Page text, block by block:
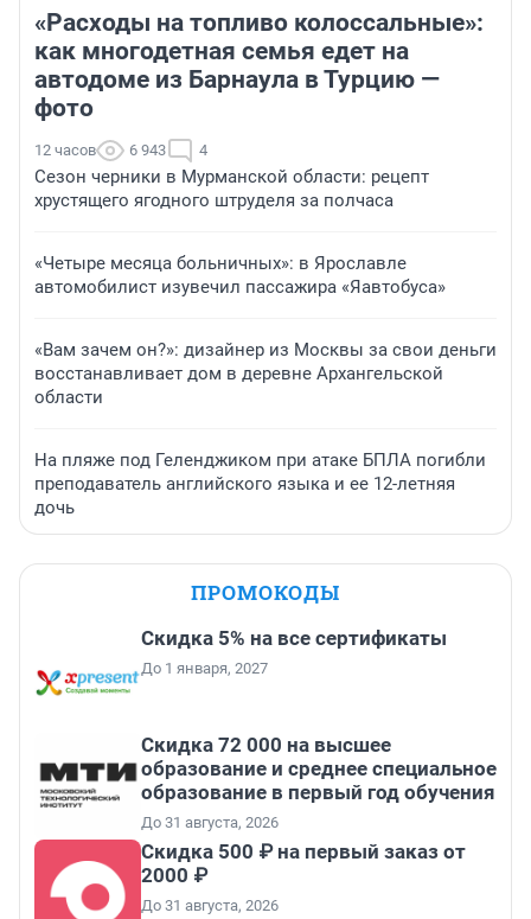
«Расходы на топливо колоссальные»:
как многодетная семья едет на
автодоме из Барнаула в Турцию —
фото
12 часов 6 943 4
Сезон черники в Мурманской области: рецепт
хрустящего ягодного штруделя за полчаса
«Четыре месяца больничных»: в Ярославле
автомобилист изувечил пассажира «Яавтобуса»
«Вам зачем он?»: дизайнер из Москвы за свои деньги
восстанавливает дом в деревне Архангельской
области
На пляже под Геленджиком при атаке БПЛА погибли
преподаватель английского языка и ее 12-летняя
дочь
ПРОМОКОДЫ
Скидка 5% на все сертификаты
До 1 января, 2027
Скидка 72 000 на высшее
образование и среднее специальное
образование в первый год обучения
До 31 августа, 2026
Скидка 500 ₽ на первый заказ от
2000 ₽
До 31 августа, 2026